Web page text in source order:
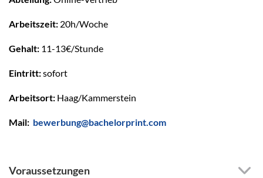
Arbeitszeit: 20h/Woche
Gehalt: 11-13€/Stunde
Eintritt:sofort
Arbeitsort: Haag/Kammerstein
Mail: bewerbung@bachelorprint.com
Voraussetzungen